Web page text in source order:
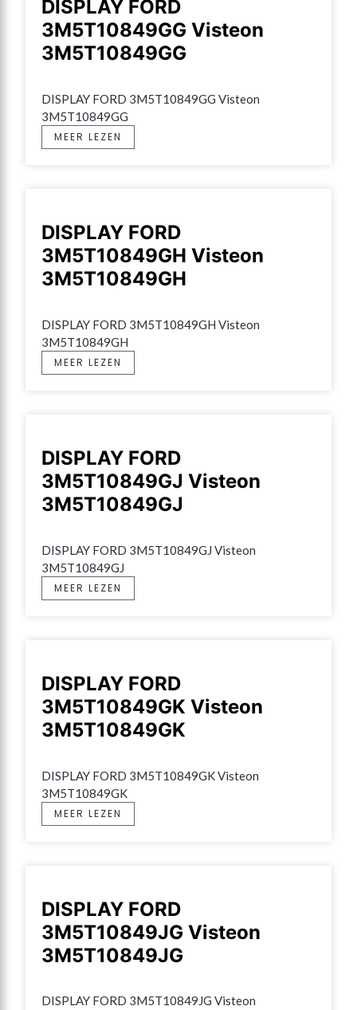
DISPLAY FORD
3M5T10849GG Visteon
3M5T10849GG
DISPLAY FORD 3M5T10849GG Visteon
3M5T10849GG
MEER LEZEN
DISPLAY FORD
3M5T10849GH Visteon
3M5T10849GH
DISPLAY FORD 3M5T10849GH Visteon
3M5T10849GH
MEER LEZEN
DISPLAY FORD
3M5T10849GJ Visteon
3M5T10849GJ
DISPLAY FORD 3M5T10849GJ Visteon
3M5T10849GJ
MEER LEZEN
DISPLAY FORD
3M5T10849GK Visteon
3M5T10849GK
DISPLAY FORD 3M5T10849GK Visteon
3M5T10849GK
MEER LEZEN
DISPLAY FORD
3M5T10849JG Visteon
3M5T10849JG
DISPLAY FORD 3M5T10849JG Visteon